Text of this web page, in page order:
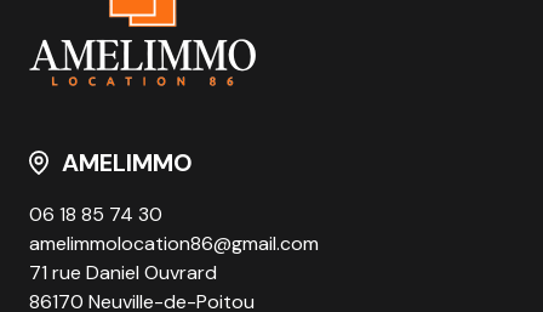
AMELIMMO
06 18 85 74 30
amelimmolocation86@gmail.com
71 rue Daniel Ouvrard
86170 Neuville-de-Poitou